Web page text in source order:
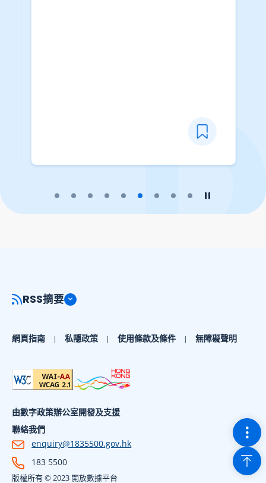
切
回到
RSS摘要
網頁指南 私隱政策 使用條款及條件 無障礙聲明
由數字政策辦公室開發及支援
聯絡我們
enquiry@1835500.gov.hk
183 5500
版權所有 © 2023 開放數據平台